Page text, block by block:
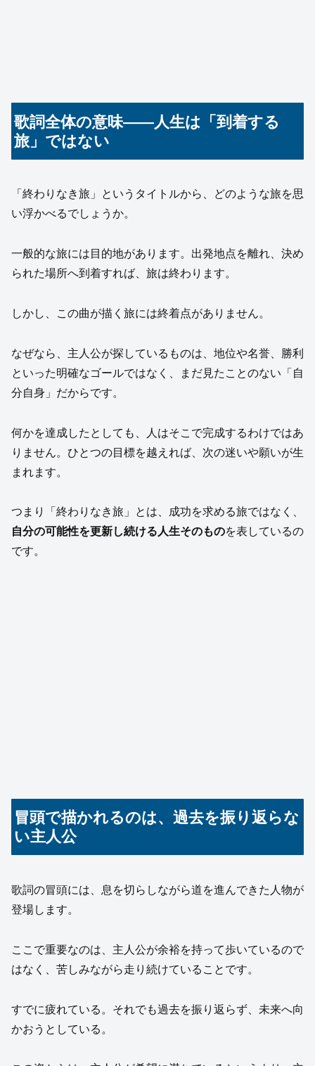
歌詞全体の意味――人生は「到着する
旅」ではない
「終わりなき旅」というタイトルから、どのような旅を思
い浮かべるでしょうか。
一般的な旅には目的地があります。出発地点を離れ、決め
られた場所へ到着すれば、旅は終わります。
しかし、この曲が描く旅には終着点がありません。
なぜなら、主人公が探しているものは、地位や名誉、勝利
といった明確なゴールではなく、まだ見たことのない「自
分自身」だからです。
何かを達成したとしても、人はそこで完成するわけではあ
りません。ひとつの目標を越えれば、次の迷いや願いが生
まれます。
つまり「終わりなき旅」とは、成功を求める旅ではなく、
自分の可能性を更新し続ける人生そのものを表しているの
です。
冒頭で描かれるのは、過去を振り返らな
い主人公
歌詞の冒頭には、息を切らしながら道を進んできた人物が
登場します。
ここで重要なのは、主人公が余裕を持って歩いているので
はなく、苦しみながら走り続けていることです。
すでに疲れている。それでも過去を振り返らず、未来へ向
かおうとしている。